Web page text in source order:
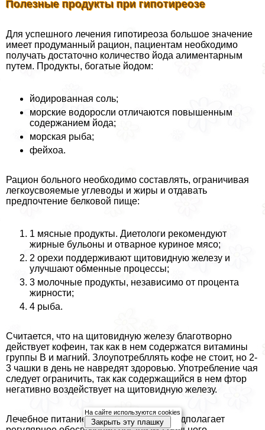
Полезные продукты при гипотиреозе
Для успешного лечения гипотиреоза большое значение
имеет продуманный рацион, пациентам необходимо
получать достаточно количество йода алиментарным
путем. Продукты, богатые йодом:
йодированная соль;
морские водоросли отличаются повышенным
содержанием йода;
морская рыба;
фейхоа.
Рацион больного необходимо составлять, ограничивая
легкоусвояемые углеводы и жиры и отдавать
предпочтение белковой пище:
1 мясные продукты. Диетологи рекомендуют
жирные бульоны и отварное куриное мясо;
2 орехи поддерживают щитовидную железу и
улучшают обменные процессы;
3 молочные продукты, независимо от процента
жирности;
4 рыба.
Считается, что на щитовидную железу благотворно
действует кофеин, так как в нем содержатся витамины
группы В и магний. Злоупотрeбллять кофе не стоит, но 2-
3 чашки в день не навредят здоровью. Употрeбление чая
следует ограничить, так как содержащийся в нем фтор
негативно воздействует на щитовидную железу.
Лечебное питание при гипотиреозе предполагает
На сайте используются cookies
Закрыть эту плашку